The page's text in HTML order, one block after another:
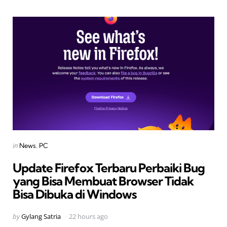
Categories
Posted
in News PC
Update Firefox Terbaru Perbaiki Bug
yang Bisa Membuat Browser Tidak
Bisa Dibuka di Windows
Posted
byGylang Satria 22 hours ago